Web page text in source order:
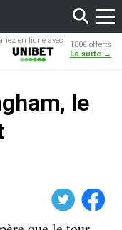
prêt
Jonathan
Kuminga, le
en ligne avec
100€ offerts
La suite →
le
Facebook